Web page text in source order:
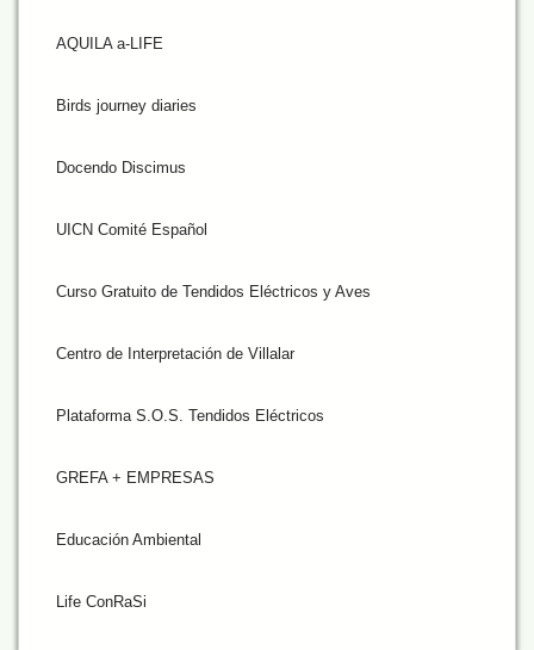
AQUILA a-LIFE
Birds journey diaries
Docendo Discimus
UICN Comité Español
Curso Gratuito de Tendidos Eléctricos y Aves
Centro de Interpretación de Villalar
Plataforma S.O.S. Tendidos Eléctricos
GREFA + EMPRESAS
Educación Ambiental
Life ConRaSi